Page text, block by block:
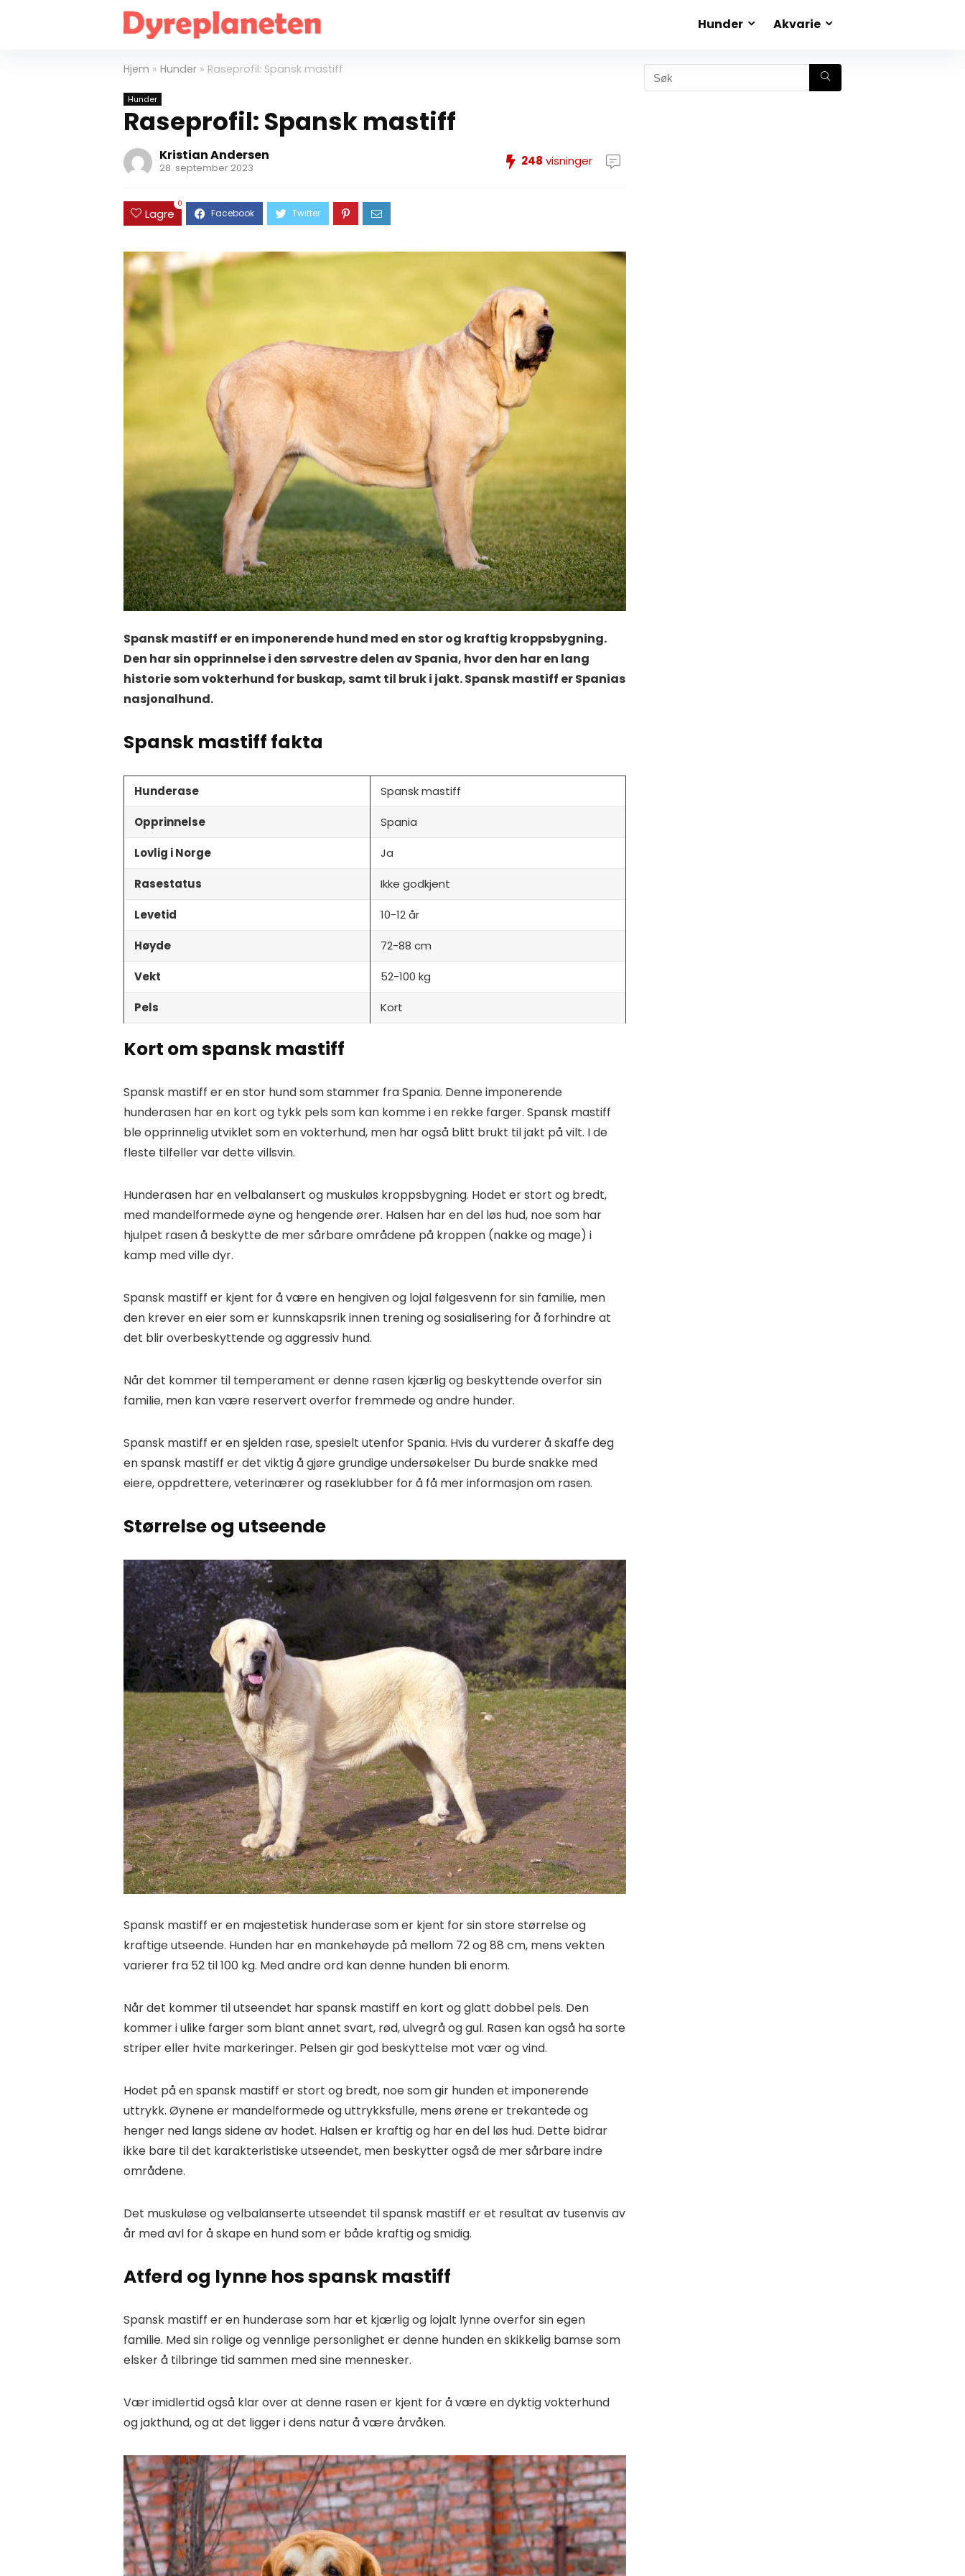
Hunder Akvarie
Hjem » Hunder » Raseprofil: Spansk mastiff
Hunder
Raseprofil: Spansk mastiff
Kristian Andersen
28. september 2023 248 visninger
Lagre
0
Spansk mastiff er en imponerende hund med en stor og kraftig kroppsbygning.
Den har sin opprinnelse i den sørvestre delen av Spania, hvor den har en lang
historie som vokterhund for buskap, samt til bruk i jakt. Spansk mastiff er Spanias
nasjonalhund.
Spansk mastiff fakta
Hunderase Spansk mastiff
Opprinnelse Spania
Lovlig i Norge Ja
Rasestatus Ikke godkjent
Levetid 10-12 år
Høyde 72-88 cm
Vekt 52-100 kg
Pels Kort
Kort om spansk mastiff
Spansk mastiff er en stor hund som stammer fra Spania. Denne imponerende
hunderasen har en kort og tykk pels som kan komme i en rekke farger. Spansk mastiff
ble opprinnelig utviklet som en vokterhund, men har også blitt brukt til jakt på vilt. I de
fleste tilfeller var dette villsvin.
Hunderasen har en velbalansert og muskuløs kroppsbygning. Hodet er stort og bredt,
med mandelformede øyne og hengende ører. Halsen har en del løs hud, noe som har
hjulpet rasen å beskytte de mer sårbare områdene på kroppen (nakke og mage) i
kamp med ville dyr.
Spansk mastiff er kjent for å være en hengiven og lojal følgesvenn for sin familie, men
den krever en eier som er kunnskapsrik innen trening og sosialisering for å forhindre at
det blir overbeskyttende og aggressiv hund.
Når det kommer til temperament er denne rasen kjærlig og beskyttende overfor sin
familie, men kan være reservert overfor fremmede og andre hunder.
Spansk mastiff er en sjelden rase, spesielt utenfor Spania. Hvis du vurderer å skaffe deg
en spansk mastiff er det viktig å gjøre grundige undersøkelser Du burde snakke med
eiere, oppdrettere, veterinærer og raseklubber for å få mer informasjon om rasen.
Størrelse og utseende
Spansk mastiff er en majestetisk hunderase som er kjent for sin store størrelse og
kraftige utseende. Hunden har en mankehøyde på mellom 72 og 88 cm, mens vekten
varierer fra 52 til 100 kg. Med andre ord kan denne hunden bli enorm.
Når det kommer til utseendet har spansk mastiff en kort og glatt dobbel pels. Den
kommer i ulike farger som blant annet svart, rød, ulvegrå og gul. Rasen kan også ha sorte
striper eller hvite markeringer. Pelsen gir god beskyttelse mot vær og vind.
Hodet på en spansk mastiff er stort og bredt, noe som gir hunden et imponerende
uttrykk. Øynene er mandelformede og uttrykksfulle, mens ørene er trekantede og
henger ned langs sidene av hodet. Halsen er kraftig og har en del løs hud. Dette bidrar
ikke bare til det karakteristiske utseendet, men beskytter også de mer sårbare indre
områdene.
Det muskuløse og velbalanserte utseendet til spansk mastiff er et resultat av tusenvis av
år med avl for å skape en hund som er både kraftig og smidig.
Atferd og lynne hos spansk mastiff
Spansk mastiff er en hunderase som har et kjærlig og lojalt lynne overfor sin egen
familie. Med sin rolige og vennlige personlighet er denne hunden en skikkelig bamse som
elsker å tilbringe tid sammen med sine mennesker.
Vær imidlertid også klar over at denne rasen er kjent for å være en dyktig vokterhund
og jakthund, og at det ligger i dens natur å være årvåken.